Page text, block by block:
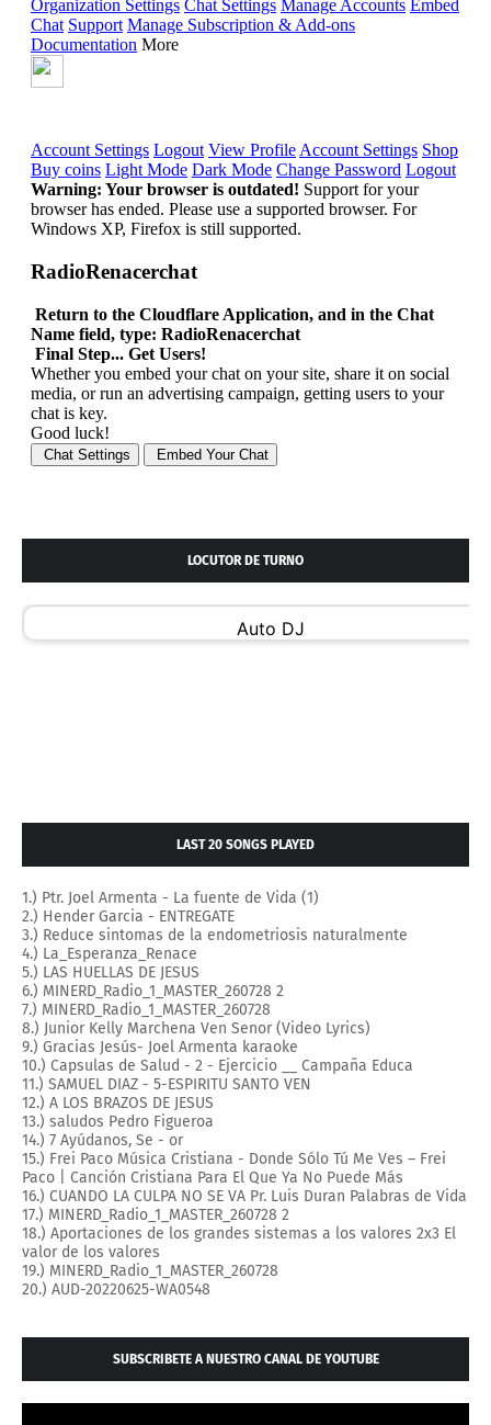
LOCUTOR DE TURNO
LAST 20 SONGS PLAYED
1.) Ptr. Joel Armenta - La fuente de Vida (1)
2.) Hender Garcia - ENTREGATE
3.) Reduce sintomas de la endometriosis naturalmente
4.) La_Esperanza_Renace
5.) LAS HUELLAS DE JESUS
6.) MINERD_Radio_1_MASTER_260728 2
7.) MINERD_Radio_1_MASTER_260728
8.) Junior Kelly Marchena Ven Senor (Video Lyrics)
9.) Gracias Jesús- Joel Armenta karaoke
10.) Capsulas de Salud - 2 - Ejercicio __ Campaña Educa
11.) SAMUEL DIAZ - 5-ESPIRITU SANTO VEN
12.) A LOS BRAZOS DE JESUS
13.) saludos Pedro Figueroa
14.) 7 Ayúdanos, Se - or
15.) Frei Paco Música Cristiana - Donde Sólo Tú Me Ves – Frei
Paco | Canción Cristiana Para El Que Ya No Puede Más
16.) CUANDO LA CULPA NO SE VA Pr. Luis Duran Palabras de Vida
17.) MINERD_Radio_1_MASTER_260728 2
18.) Aportaciones de los grandes sistemas a los valores 2x3 El
valor de los valores
19.) MINERD_Radio_1_MASTER_260728
20.) AUD-20220625-WA0548
SUBSCRIBETE A NUESTRO CANAL DE YOUTUBE